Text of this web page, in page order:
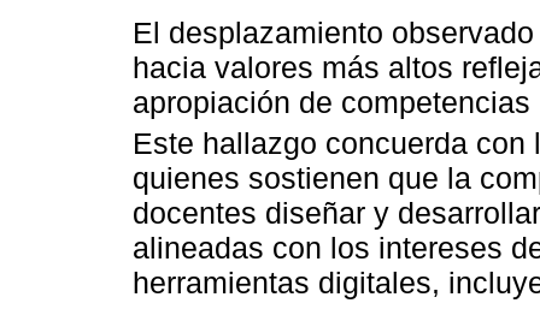
El desplazamiento
hacia valores más altos
apropiación de
Este hallazgo concuerda
quienes sostienen que la
docentes diseñar y
alineadas con los intereses
herramientas digitales,